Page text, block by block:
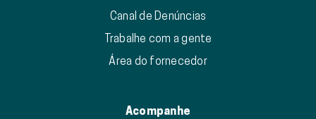
Canal de Denúncias
Trabalhe com a gente
Área do fornecedor
Acompanhe